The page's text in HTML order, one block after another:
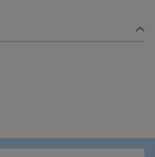
voorwaarden